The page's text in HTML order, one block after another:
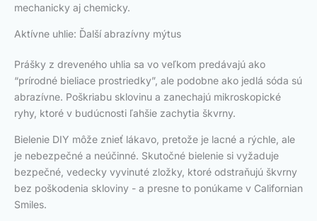
mechanicky aj chemicky.
Aktívne uhlie: Ďalší abrazívny mýtus
Prášky z dreveného uhlia sa vo veľkom predávajú ako
“prírodné bieliace prostriedky”, ale podobne ako jedlá sóda sú
abrazívne. Poškriabu sklovinu a zanechajú mikroskopické
ryhy, ktoré v budúcnosti ľahšie zachytia škvrny.
Bielenie DIY môže znieť lákavo, pretože je lacné a rýchle, ale
je nebezpečné a neúčinné. Skutočné bielenie si vyžaduje
bezpečné, vedecky vyvinuté zložky, ktoré odstraňujú škvrny
bez poškodenia skloviny - a presne to ponúkame v Californian
Smiles.